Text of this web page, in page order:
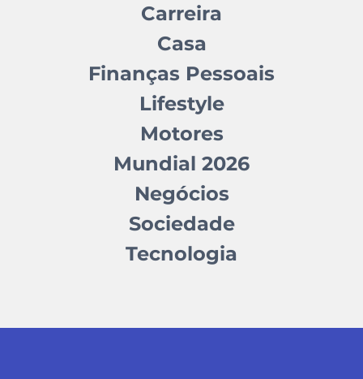
Carreira
Casa
Finanças Pessoais
Lifestyle
Motores
Mundial 2026
Negócios
Sociedade
Tecnologia